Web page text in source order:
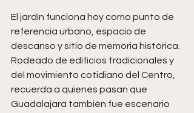
El jardín funciona hoy como punto de
referencia urbano, espacio de
descanso y sitio de memoria histórica.
Rodeado de edificios tradicionales y
del movimiento cotidiano del Centro,
recuerda a quienes pasan que
Guadalajara también fue escenario